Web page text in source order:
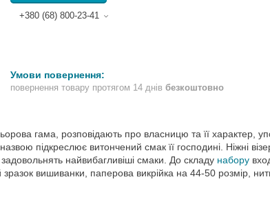
+380 (68) 800-23-41
повернення товару протягом 14 днів безкоштовно
гама, розповідають про власницю та її характер,
підкреслює витончений смак її господині. Ніжні
найвибагливіші смаки. До складу набору
вишиванки, паперова викрійка на 44-50 розмір,